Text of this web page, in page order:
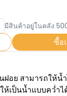
มีสินค้าอยู่ในคลัง
ซื้อ
อย สามารถให้น้
ห้เป็นน้ำแบบคว่ำ